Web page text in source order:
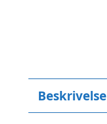
Beskrivelse